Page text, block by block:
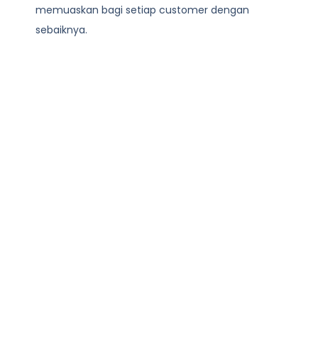
memuaskan bagi setiap customer dengan
sebaiknya.